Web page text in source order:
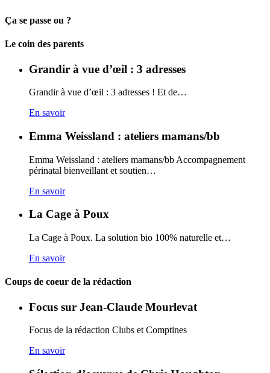
Ça se passe ou ?
Carto
Le coin des parents
Grandir à vue d’œil : 3 adresses
Grandir à vue d’œil : 3 adresses ! Et de…
En savoir
Emma Weissland : ateliers mamans/bb
Emma Weissland : ateliers mamans/bb Accompagnement
périnatal bienveillant et soutien…
En savoir
La Cage à Poux
La Cage à Poux. La solution bio 100% naturelle et…
En savoir
Coups de coeur de la rédaction
Focus sur Jean-Claude Mourlevat
Focus de la rédaction Clubs et Comptines
En savoir